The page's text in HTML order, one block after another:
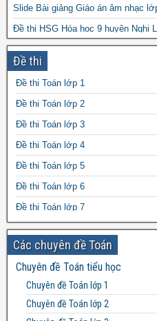
Slide Bài giảng Giáo án âm nhạc
Đề thi HSG Hóa học 9 huyện Nghi
Giáo án Ngữ Văn 6 powerpoint
Bài tập trắc nghiệm tiếng Anh lớp 7
Đề cương ôn tập học kì 1 môn
Đề thi
Đề thi Toán lớp 1
Đề thi Toán lớp 2
Đề thi Toán lớp 3
Đề thi Toán lớp 4
Đề thi Toán lớp 5
Đề thi Toán lớp 6
Đề thi Toán lớp 7
Đề thi Toán lớp 8
Đề thi Toán lớp 9
Đề thi Toán lớp 10
Đề thi Toán lớp 11
Đề thi Toán lớp 12
Các chuyên đề Toán
Chuyên đề Toán tiểu học
Chuyên đề Toán lớp 1
Chuyên đề Toán lớp 2